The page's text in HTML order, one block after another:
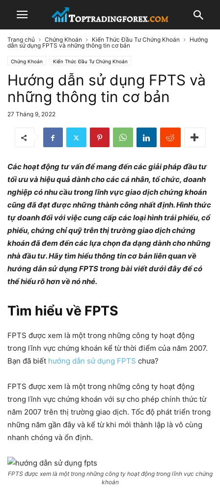
Trang chủ Chứng Khoán Kiến Thức Đầu Tư Chứng Khoán
Hướng
dẫn sử dụng FPTS và những thông tin cơ bản
Chứng Khoán Kiến Thức Đầu Tư Chứng Khoán
Hướng dẫn sử dụng FPTS và
những thông tin cơ bản
27 Tháng 9, 2022
Các hoạt động tư vấn để mang đến các giải pháp đầu tư
tối ưu và hiệu quả dành cho các cá nhân, tổ chức, doanh
nghiệp có nhu cầu trong lĩnh vực giao dịch chứng khoán
cũng đã đạt được những thành công nhất định. Hình thức
tự doanh đối với việc cung cấp các loại hình trái phiếu, cổ
phiếu, chứng chỉ quỹ trên thị trường giao dịch chứng
khoán đã đem đến các lựa chọn đa dạng dành cho những
nhà đầu tư. Hãy tìm hiểu thông tin cơ bản liên quan về
hướng dẫn sử dụng FPTS trong bài viết dưới đây để có
thể hiểu rõ hơn về nó nhé.
Tìm hiểu về FPTS
FPTS được xem là một trong những công ty hoạt động
trong lĩnh vực chứng khoán kể từ thời điểm của năm 2007.
Bạn đã biết hướng dẫn sử dụng FPTS chưa?
FPTS được xem là một trong những công ty hoạt động
trong lĩnh vực chứng khoán với sự cho phép chính thức từ
năm 2007 trên thị trường giao dịch. Tốc độ phát triển trong
những năm gần đây và kể từ khi mới thành lập là vô cùng
nhanh chóng và ổn định.
FPTS được xem là một trong những công ty hoạt động trong lĩnh vực chứng
khoán